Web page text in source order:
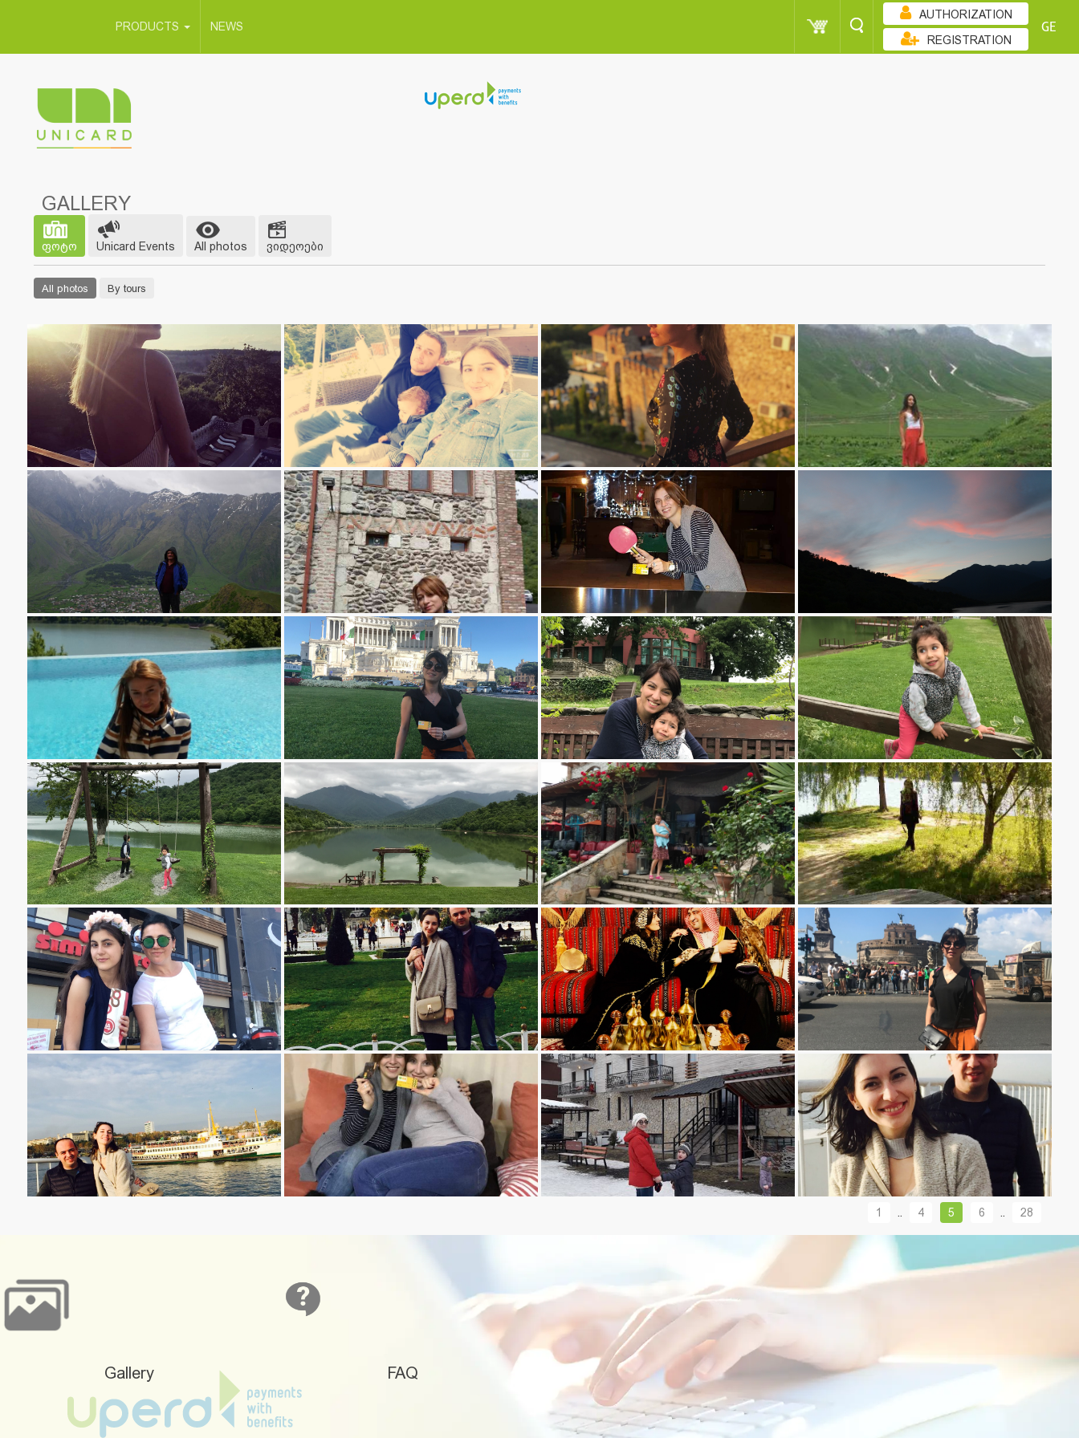
PRODUCTS NEWS
AUTHORIZATION
REGISTRATION
GE
GALLERY
ფოტო Unicard Events All photos ვიდეოები
All photos By tours
ქეთევან ბერიკიშვილი - შატო მერე
ქეთევან ჯანანაშვილი - ოიშე ბუტიკ ჰოტელი თამარ მარგალიტაძე - ყვარლის ტბა
მარიამ ვაჩნაძე, უნიტური რომში თათია თოდუას Weekend ტური ყვარლის ტბაზე
თათია თოდუას Weekend ტური ყვარლის ტბაზე თათია თოდუას Weekend ტური ყვარლის ტბაზე მარიამ კობახიძე - შატო მერე
გვანცა ჩუბინიძე - დუბაის ტური მარიამ ვაჩნაძე, უნიტური რომში
1 4 5 6 28
Gallery FAQ